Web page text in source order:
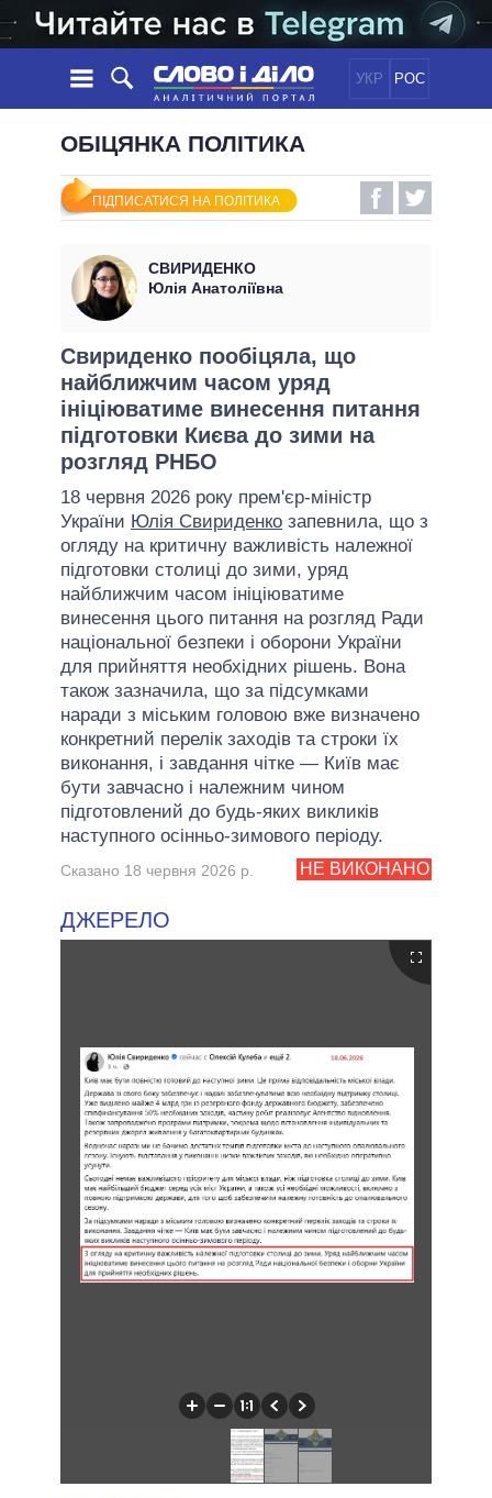
УКР РОС
НОВИНИ
СТРІЧКА
ПОДІЇ
СТАТТІ
ДУМКИ
ОГЛЯДИ
ДАЙДЖЕСТИ
ПОЛІТИКА
ЕКОНОМІКА
СВІТ
ОБIЦЯНКИ
УСІ ПОЛІТИКИ
ПРЕЗИДЕНТ І ОФІС
ВЕРХОВНА РАДА
КАБІНЕТ МІНІСТРІВ
ГОЛОВИ ОБЛАДМІНІСТРАЦІЙ
МЕРИ МІСТ
ВСІ ПЕРСОНИ
ІНФОГРАФІКА
ПІДТРИМАТИ
ПОРІВНЯННЯ ПОЛІТИКІВ
ОБІЦЯНКА ПОЛІТИКА
ПІДПИСАТИСЯ НА ПОЛІТИКА
СВИРИДЕНКО
Юлія Анатоліївна
Свириденко пообіцяла, що
найближчим часом уряд
ініціюватиме винесення питання
підготовки Києва до зими на
розгляд РНБО
18 червня 2026 року прем'єр-міністр
України Юлія Свириденко запевнила, що з
огляду на критичну важливість належної
підготовки столиці до зими, уряд
найближчим часом ініціюватиме
винесення цього питання на розгляд Ради
національної безпеки і оборони України
для прийняття необхідних рішень. Вона
також зазначила, що за підсумками
наради з міським головою вже визначено
конкретний перелік заходів та строки їх
виконання, і завдання чітке — Київ має
бути завчасно і належним чином
підготовлений до будь-яких викликів
наступного осінньо-зимового періоду.
НЕ ВИКОНАНО
Сказано 18 червня 2026 р.
ДЖЕРЕЛО